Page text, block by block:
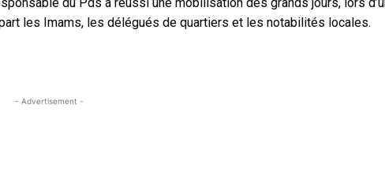
les Imams, les délégués de quartiers et les notabilités locales.
- Advertisement -